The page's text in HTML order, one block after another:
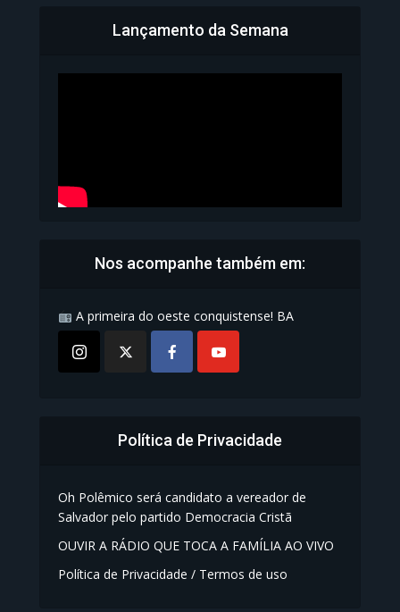
Bahia inicia emissão da
Lançamento da Semana
Nos acompanhe também em:
A primeira do oeste conquistense! BA
Política de Privacidade
Oh Polêmico será candidato a vereador de
Salvador pelo partido Democracia Cristã
OUVIR A RÁDIO QUE TOCA A FAMÍLIA AO VIVO
Política de Privacidade / Termos de uso